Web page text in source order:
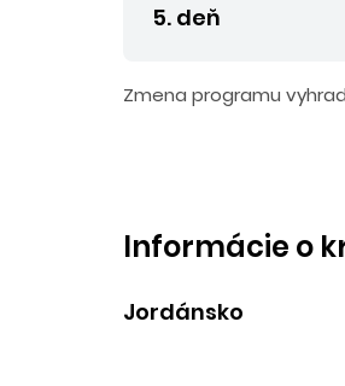
5. deň
Zmena programu
Informácie o
Jordánsko